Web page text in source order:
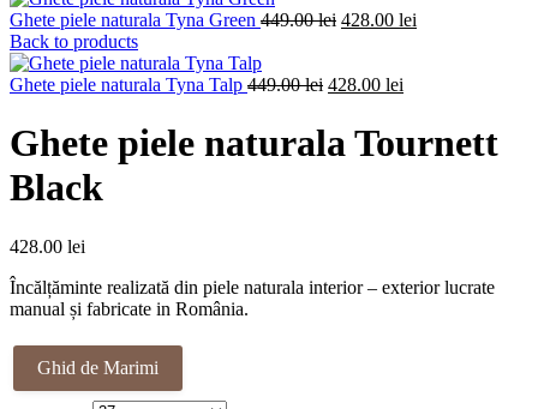
Ghete piele naturala Tyna Green 449.00lei Prețul
fost:
428.00 lei
Back to products
Ghete piele naturala Tyna Talp 449.00lei Prețul
fost:
428.00 lei
428.00 lei.
Ghete piele naturala Tournett
Black
428.00 lei
Încălțăminte realizată din piele naturala interior – exterior lucrate
manual și fabricate in România.
Ghid de Marimi